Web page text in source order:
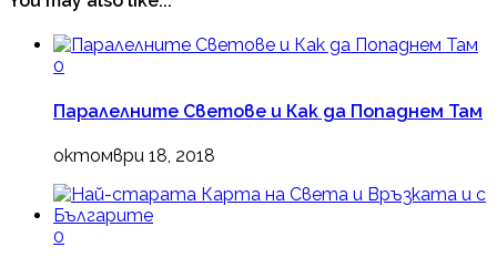
0
Паралелните Светове и Как да Попаднем Там
октомври 18, 2018
0